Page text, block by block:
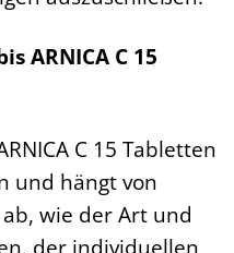
ARNICA C 15
C 15 Tabletten
und hängt von
wie der Art und
der individuellen